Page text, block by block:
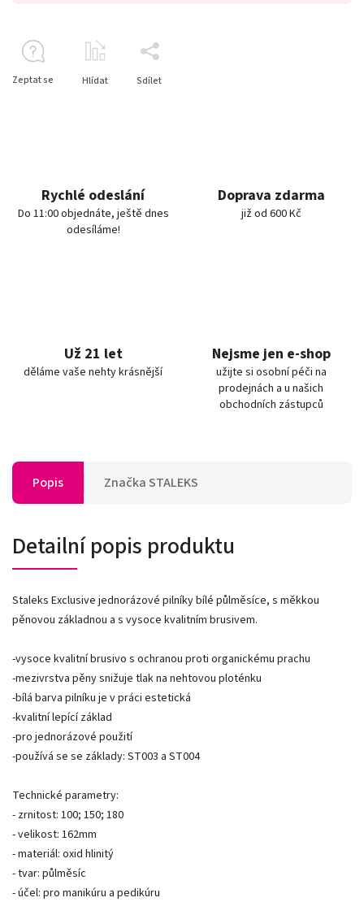
Zeptat se Hlídat Sdílet
Rychlé odeslání
Do 11:00 objednáte, ještě dnes
odesíláme!
Doprava zdarma
již od 600 Kč
Už 21 let
děláme vaše nehty krásnější
Nejsme jen e-shop
užijte si osobní péči na
prodejnách a u našich
obchodních zástupců
Popis ZnačkaSTALEKS
Detailní popis produktu
Staleks Exclusive jednorázové pilníky bílé půlměsíce, s měkkou
pěnovou základnou a s vysoce kvalitním brusivem.
-vysoce kvalitní brusivo s ochranou proti organickému prachu
-mezivrstva pěny snižuje tlak na nehtovou ploténku
-bílá barva pilníku je v práci estetická
-kvalitní lepící základ
-pro jednorázové použití
-používá se se základy: ST003 a ST004
Technické parametry:
- zrnitost: 100; 150; 180
- velikost: 162mm
- materiál: oxid hlinitý
- tvar: půlměsíc
- účel: pro manikúru a pedikúru